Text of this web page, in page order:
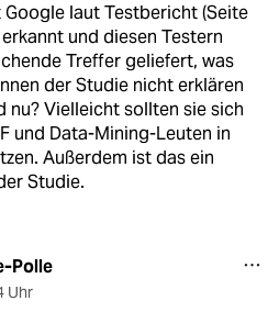
laut Testbericht (Seite
und diesen Testern
Treffer geliefert, was
der Studie nicht erklären
nu? Vielleicht sollten sie sich
und Data-Mining-Leuten in
Außerdem ist das ein
Studie.
Polle
Uhr